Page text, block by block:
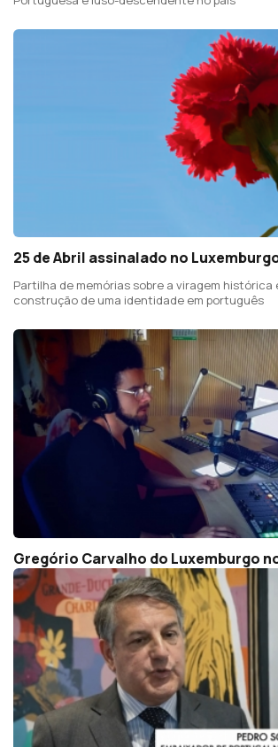
25 de Abril assinalado no
Partilha de memórias sobre a viragem histórica
construção de uma identidade em português
Gregório Carvalho do Luxemburgo